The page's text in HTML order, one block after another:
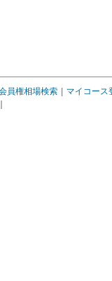
員権相場検索
マイコース